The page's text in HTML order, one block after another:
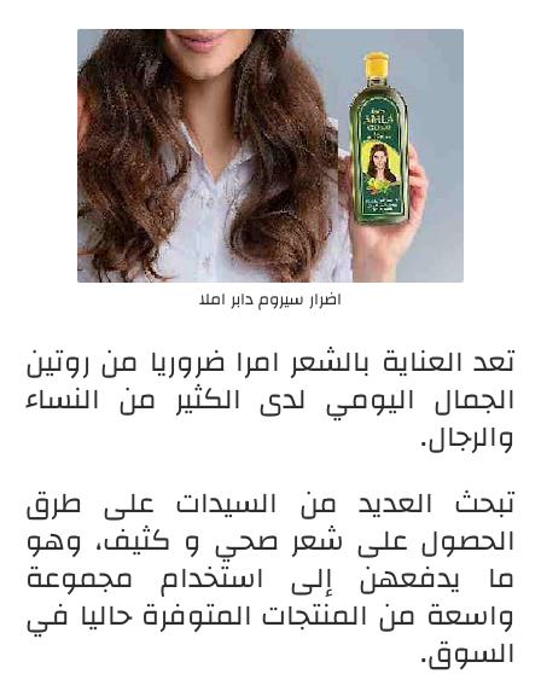
اضرار سيروم دابر املا
تعد العناية بالشعر امرا ضروريا من روتين
الجمال اليومي لدى الكثير من النساء
والرجال.
تبحث العديد من السيدات على طرق
الحصول على شعر صحي و كثيف، وهو
ما يدفعهن إلى استخدام مجموعة
واسعة من المنتجات المتوفرة حاليا في
السوق.